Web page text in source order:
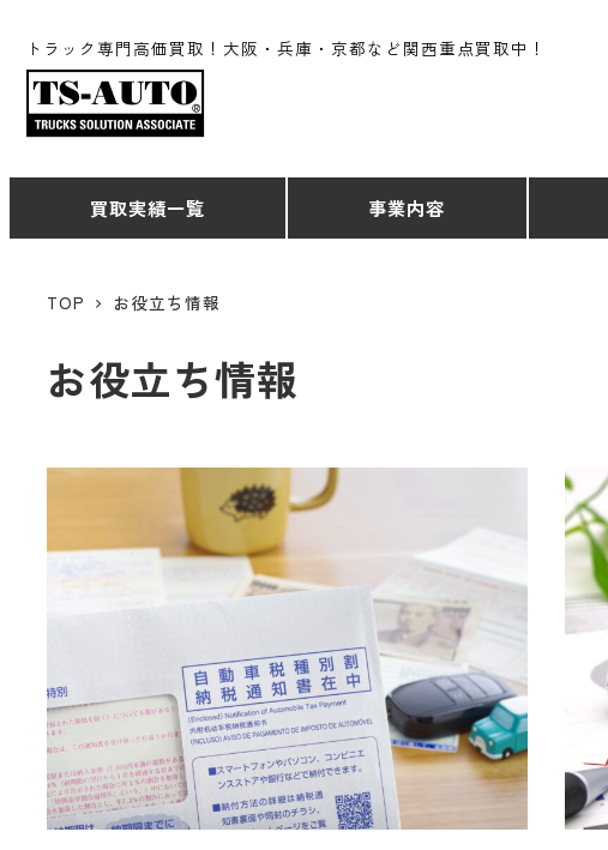
トラック専門高価買取！大阪・兵庫・京都など関西重点買取中！
買取実績一覧 事業内容
TOP お役立ち情報
お役立ち情報